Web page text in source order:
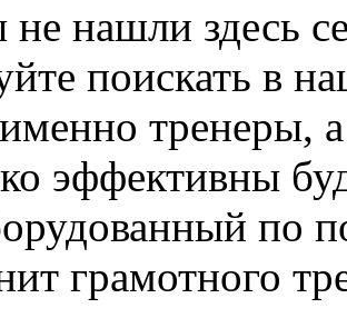
не нашли здесь
поискать в
тренеры,
эффективны
по
грамотного